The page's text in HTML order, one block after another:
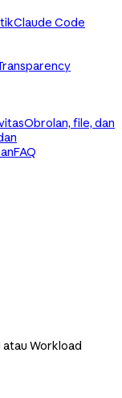
Claude Code
Obrolan, file, dan
FAQ
atau Workload